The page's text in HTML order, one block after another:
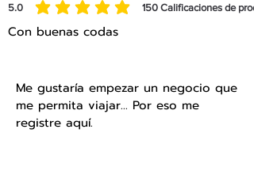
5.0 150 Calificaciones de
la calificación promedio es 5 de 5, basada en 150
Con buenas codas
Me gustaría empezar un negocio que
me permita viajar... Por eso me
registre aquí.